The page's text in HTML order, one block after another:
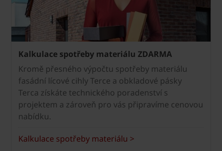
Kalkulace spotřeby materiálu ZDARMA
Kromě přesného výpočtu spotřeby materiálu
fasádní lícové cihly Terce a obkladové pásky
Terca získáte technického poradenství s
projektem a zároveň pro vás připravíme cenovou
nabídku.
Kalkulace spotřeby materiálu >